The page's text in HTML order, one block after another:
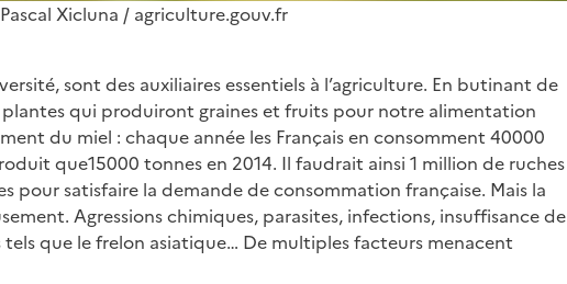
Pascal Xicluna / agriculture.gouv.fr
sont des auxiliaires essentiels à l’agriculture. En butinant de
plantes qui produiront graines et fruits pour notre alimentation
du miel : chaque année les Français en consomment 40000
que15000 tonnes en 2014. Il faudrait ainsi 1 million de ruches
pour satisfaire la demande de consommation française. Mais la
Agressions chimiques, parasites, infections, insuffisance de
que le frelon asiatique… De multiples facteurs menacent